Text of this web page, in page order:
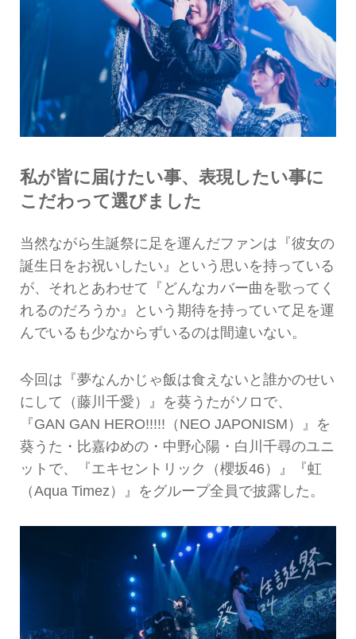
私が皆に届けたい事、表現したい事に
こだわって選びました
当然ながら生誕祭に足を運んだファンは『彼女の
誕生日をお祝いしたい』という思いを持っている
が、それとあわせて『どんなカバー曲を歌ってく
れるのだろうか』という期待を持っていて足を運
んでいるも少なからずいるのは間違いない。
今回は『夢なんかじゃ飯は食えないと誰かのせい
にして（藤川千愛）』を葵うたがソロで、
『GAN GAN HERO!!!!!（NEO JAPONISM）』を
葵うた・比嘉ゆめの・中野心陽・白川千尋のユニ
ットで、『エキセントリック（櫻坂46）』『虹
（Aqua Timez）』をグループ全員で披露した。